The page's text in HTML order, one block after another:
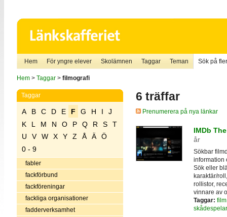
Hem För yngre elever Skolämnen Taggar Teman Sök på
Hem> Taggar> filmografi
Taggar
A B C D E F G H I
J
K
L M N O P Q R S
T
U
V W X Y Z Å Ä
Ö
0 - 9
fabler
fackförbund
fackföreningar
fackliga organisationer
fadderverksamhet
6 träffar
Prenumerera på nya länkar
IMDb
år
Sökbar
information
Sök eller
karaktär/
rollistor,
vinnare av
Taggar: film